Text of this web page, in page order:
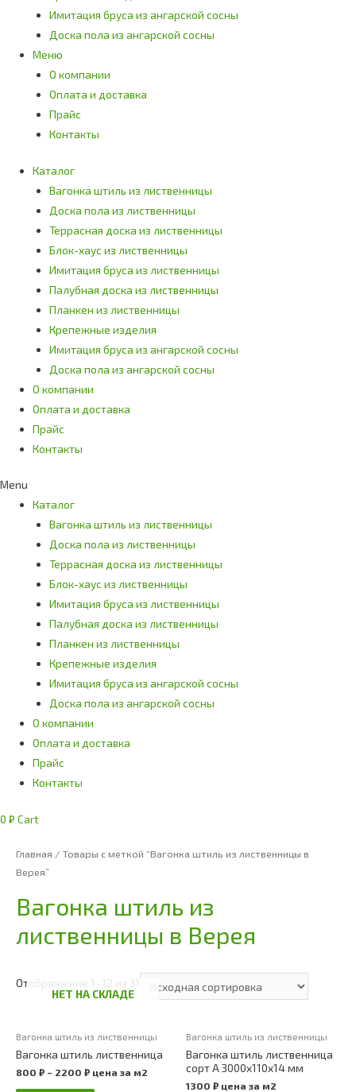
Имитация бруса из ангарской сосны
Доска пола из ангарской сосны
Меню
О компании
Оплата и доставка
Прайс
Контакты
Каталог
Вагонка штиль из лиственницы
Доска пола из лиственницы
Террасная доска из лиственницы
Блок-хаус из лиственницы
Имитация бруса из лиственницы
Палубная доска из лиственницы
Планкен из лиственницы
Крепежные изделия
Имитация бруса из ангарской сосны
Доска пола из ангарской сосны
О компании
Оплата и доставка
Прайс
Контакты
Menu
Каталог
Вагонка штиль из лиственницы
Доска пола из лиственницы
Террасная доска из лиственницы
Блок-хаус из лиственницы
Имитация бруса из лиственницы
Палубная доска из лиственницы
Планкен из лиственницы
Крепежные изделия
Имитация бруса из ангарской сосны
Доска пола из ангарской сосны
О компании
Оплата и доставка
Прайс
Контакты
0 ₽ Cart
Главная / Товары с меткой “Вагонка штиль из лиственницы в
Верея”
Вагонка штиль из
лиственницы в Верея
Отображение 1–12 из 31
НЕТ НА СКЛАДЕ
Вагонка штиль из лиственницы
Вагонка штиль лиственница
800 ₽ – 2200 ₽ цена за м2
Вагонка штиль из лиственницы
Вагонка штиль лиственница
сорт А 3000х110х14 мм
1300 ₽ цена за м2